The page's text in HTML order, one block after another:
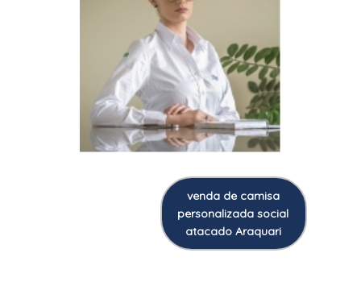
venda de camisa
personalizada social
atacado Araquari